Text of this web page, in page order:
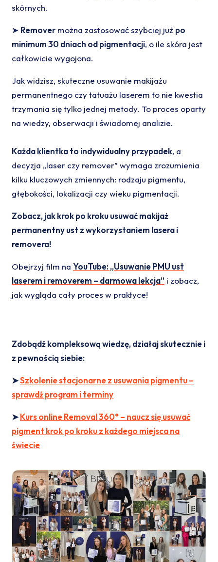
skórnych.
➤ Remover można zastosować szybciej już po
minimum 30 dniach od pigmentacji, o ile skóra jest
całkowicie wygojona.
Jak widzisz, skuteczne usuwanie makijażu
permanentnego czy tatuażu laserem to nie kwestia
trzymania się tylko jednej metody. To proces oparty
na wiedzy, obserwacji i świadomej analizie.
Każda klientka to indywidualny przypadek, a
decyzja „laser czy remover” wymaga zrozumienia
kilku kluczowych zmiennych: rodzaju pigmentu,
głębokości, lokalizacji czy wieku pigmentacji.
Zobacz, jak krok po kroku usuwać makijaż
permanentny ust z wykorzystaniem lasera i
removera!
Obejrzyj film na YouTube: „Usuwanie PMU ust
laserem i removerem – darmowa lekcja” i zobacz,
jak wygląda cały proces w praktyce!
Zdobądź kompleksową wiedzę, działaj skutecznie i
z pewnością siebie:
➤Szkolenie stacjonarne z usuwania pigmentu –
sprawdź program i terminy
➤Kurs online Removal 360° – naucz się usuwać
pigment krok po kroku z każdego miejsca na
świecie